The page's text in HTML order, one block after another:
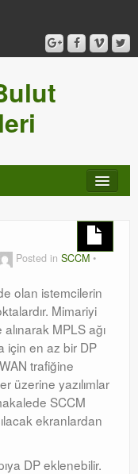
Posted in SCCM
olan istemcilerin
Mimariyi
MPLS ağı
için en az bir DP
trafiğine
üzerine yazılımlar
SCCM
ekranlardan
DP eklenebilir.